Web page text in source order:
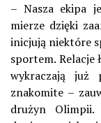
– Nasza ekipa
mierze dzięki
inicjują niektóre
sportem. Relacje
wykraczają już
znakomite –
drużyn Olimpii.